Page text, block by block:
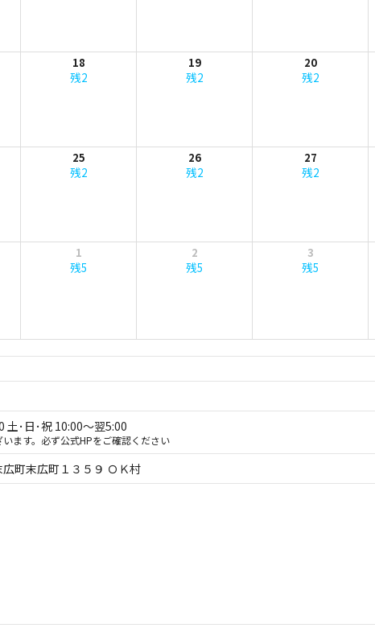
18 19 20
残2 残2 残2
25 26 27
残2 残2 残2
1 2 3
残5 残5 残5
土･日･祝 10:00～翌5:00
ます。必ず公式HPをご確認ください
町末広町１３５９ ＯＫ村